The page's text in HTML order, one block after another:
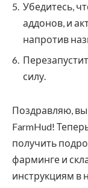
Убедитесь,
аддонов, и
напротив
силу.
Поздравляю,
FarmHud!
получить
фарминге и
инструкциям в